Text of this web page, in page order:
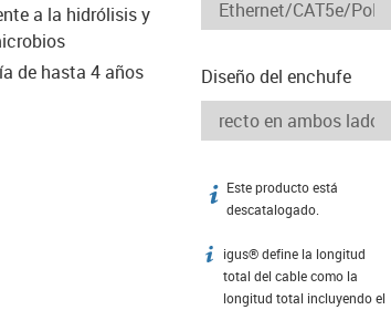
a la hidrólisis y
de hasta 4 años
Diseño del enchufe
igus-icon-info
Este producto está
descatalogado.
igus-icon-info
igus® define la longitud
total del cable como la
longitud total incluyendo el